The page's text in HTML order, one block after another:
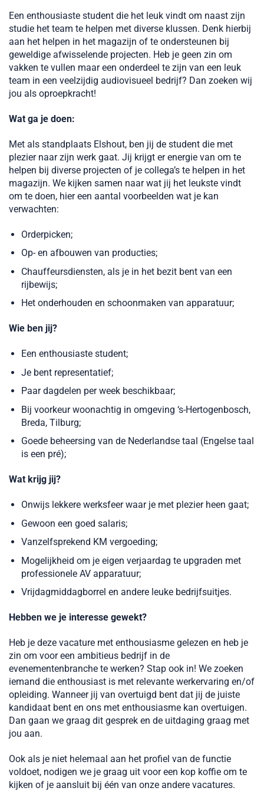
Een enthousiaste student die het leuk vindt om naast zijn
studie het team te helpen met diverse klussen. Denk hierbij
aan het helpen in het magazijn of te ondersteunen bij
geweldige afwisselende projecten. Heb je geen zin om
vakken te vullen maar een onderdeel te zijn van een leuk
team in een veelzijdig audiovisueel bedrijf? Dan zoeken wij
jou als oproepkracht!
Wat ga je doen:
Met als standplaats Elshout, ben jij de student die met
plezier naar zijn werk gaat. Jij krijgt er energie van om te
helpen bij diverse projecten of je collega’s te helpen in het
magazijn. We kijken samen naar wat jij het leukste vindt
om te doen, hier een aantal voorbeelden wat je kan
verwachten:
Orderpicken;
Op- en afbouwen van producties;
Chauffeursdiensten, als je in het bezit bent van een
rijbewijs;
Het onderhouden en schoonmaken van apparatuur;
Wie ben jij?
Een enthousiaste student;
Je bent representatief;
Paar dagdelen per week beschikbaar;
Bij voorkeur woonachtig in omgeving ‘s-Hertogenbosch,
Breda, Tilburg;
Goede beheersing van de Nederlandse taal (Engelse taal
is een pré);
Wat krijg jij?
Onwijs lekkere werksfeer waar je met plezier heen gaat;
Gewoon een goed salaris;
Vanzelfsprekend KM vergoeding;
Mogelijkheid om je eigen verjaardag te upgraden met
professionele AV apparatuur;
Vrijdagmiddagborrel en andere leuke bedrijfsuitjes.
Hebben we je interesse gewekt?
Heb je deze vacature met enthousiasme gelezen en heb je
zin om voor een ambitieus bedrijf in de
evenementenbranche te werken? Stap ook in! We zoeken
iemand die enthousiast is met relevante werkervaring en/of
opleiding. Wanneer jij van overtuigd bent dat jij de juiste
kandidaat bent en ons met enthousiasme kan overtuigen.
Dan gaan we graag dit gesprek en de uitdaging graag met
jou aan.
Ook als je niet helemaal aan het profiel van de functie
voldoet, nodigen we je graag uit voor een kop koffie om te
kijken of je aansluit bij één van onze andere vacatures.